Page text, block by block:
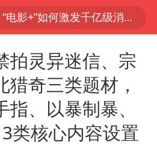
“电影+”如何激发千亿级消费新活力？
中国女篮70-67险胜尼日利亚女篮
名创优品回应女子吐槽内裤质量差
拍灵异迷信、宗
奇三类题材，
、以暴制暴、
类核心内容设置